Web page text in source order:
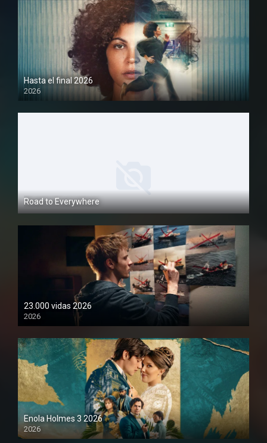
Hasta el final 2026
2026
1080P
Road to Everywhere
1080P
23.000 vidas 2026
2026
1080P
Enola Holmes 3 2026
2026
1080P